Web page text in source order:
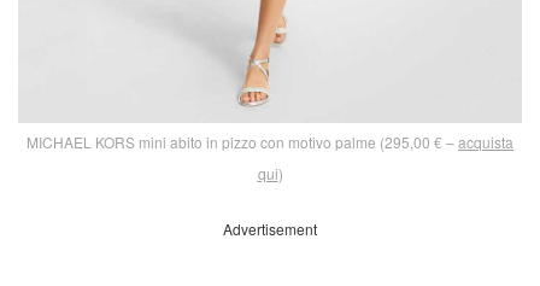
MICHAEL KORS mini abito in pizzo con motivo palme (295,00 € –acquista
qui)
Advertisement